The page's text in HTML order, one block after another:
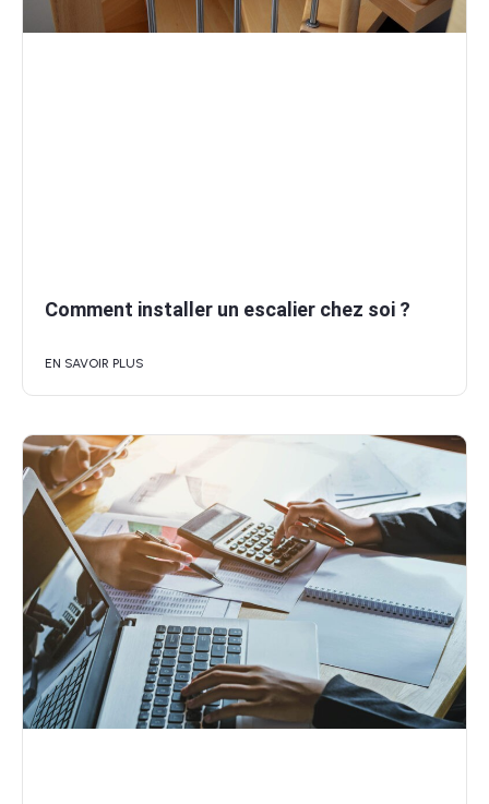
Comment installer un escalier chez soi ?
EN SAVOIR PLUS